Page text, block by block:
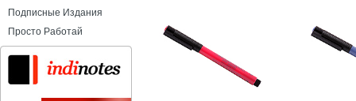
Подписные Издания
Просто Работай